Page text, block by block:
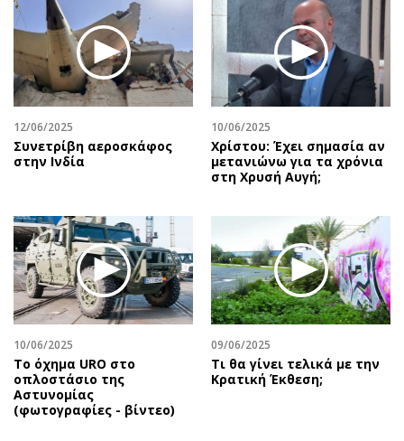
12/06/2025
Συνετρίβη αεροσκάφος
στην Ινδία
10/06/2025
Χρίστου: Έχει σημασία αν
μετανιώνω για τα χρόνια
στη Χρυσή Αυγή;
10/06/2025
Το όχημα URO στο
οπλοστάσιο της
Αστυνομίας
(φωτογραφίες - βίντεο)
09/06/2025
Τι θα γίνει τελικά με την
Κρατική Έκθεση;